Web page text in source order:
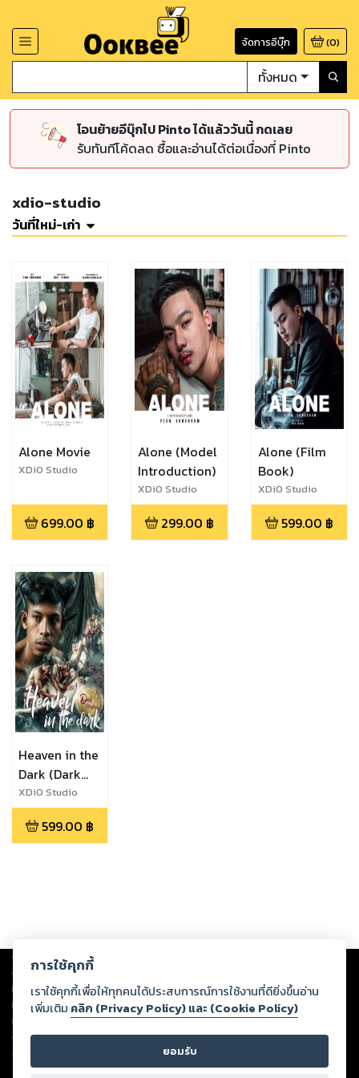
จัดการอีบุ๊ก (0)
ทั้งหมด
โอนย้ายอีบุ๊กไป Pinto ได้แล้ววันนี้ กดเลย
รับทันทีโค้ดลด ซื้อและอ่านได้ต่อเนื่องที่ Pinto
xdio-studio
วันที่ใหม่-เก่า
Alone Movie
XDiO Studio
699.00 ฿
Alone (Model
Introduction)
XDiO Studio
299.00 ฿
Alone (Film
Book)
XDiO Studio
599.00 ฿
Heaven in the
Dark (Dark
Christmas)
XDiO Studio
599.00 ฿
Copyright © 2026
ต่อผลงานหรือเนื้อหาใดที่อัปโหลดผ่านเว็บไซต์และปรากฏว่าละเมิดสิทธิใน
ทรัพย์สินทางปัญญาของบุคคลอื่นหรือขัดต่อกฎหมายและศีลธรรม ดังนั้น ผู้อ่าน
ทุกท่านโปรดใช้วิจารณญาณในการกลั่นกรองด้วยตนเอง และหากท่านพบว่าส่วน
หนึ่งส่วนใดขัดต่อกฎหมายและศีลธรรม กรุณาแจ้งมายังบริษัท เพื่อทีมงานจะได้
ดำเนินการในทันที ทั้งนี้ ทางสตอรี่ล็อกขอสงวนลิขสิทธิ์ตามพระราชบัญญัติ
ลิขสิทธิ์ พ.ศ. 2537 (ฉบับล่าสุด)
การใช้คุกกี้
เราใช้คุกกี้เพื่อให้ทุกคนได้ประสบการณ์การใช้งานที่ดียิ่งขึ้นอ่าน
เพิ่มเติม คลิก (Privacy Policy) และ (Cookie Policy)
ยอมรับ